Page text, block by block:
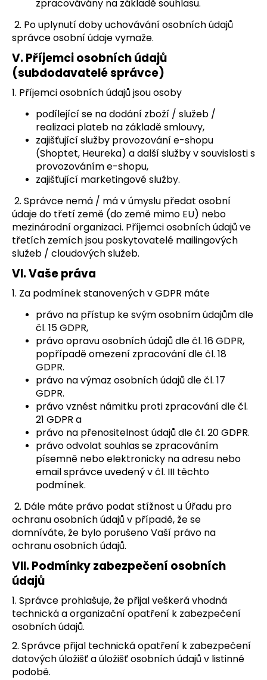
zpracovávány na základě souhlasu.
2. Po uplynutí doby uchovávání osobních údajů
správce osobní údaje vymaže.
V.Příjemci osobních údajů
(subdodavatelé správce)
1. Příjemci osobních údajů jsou osoby
podílející se na dodání zboží / služeb /
realizaci plateb na základě smlouvy,
zajišťující služby provozování e-shopu
(Shoptet, Heureka) a další služby v souvislosti s
provozováním e-shopu,
zajišťující marketingové služby.
2. Správce nemá / má v úmyslu předat osobní
údaje do třetí země (do země mimo EU) nebo
mezinárodní organizaci. Příjemci osobních údajů ve
třetích zemích jsou poskytovatelé mailingových
služeb / cloudových služeb.
VI.Vaše práva
1. Za podmínek stanovených v GDPR máte
právo na přístup ke svým osobním údajům dle
čl. 15 GDPR,
právo opravu osobních údajů dle čl. 16 GDPR,
popřípadě omezení zpracování dle čl. 18
GDPR.
právo na výmaz osobních údajů dle čl. 17
GDPR.
právo vznést námitku proti zpracování dle čl.
21 GDPR a
právo na přenositelnost údajů dle čl. 20 GDPR.
právo odvolat souhlas se zpracováním
písemně nebo elektronicky na adresu nebo
email správce uvedený v čl. III těchto
podmínek.
2. Dále máte právo podat stížnost u Úřadu pro
ochranu osobních údajů v případě, že se
domníváte, že bylo porušeno Vaší právo na
ochranu osobních údajů.
VII.Podmínky zabezpečení osobních
údajů
1. Správce prohlašuje, že přijal veškerá vhodná
technická a organizační opatření k zabezpečení
osobních údajů.
2. Správce přijal technická opatření k zabezpečení
datových úložišť a úložišť osobních údajů v listinné
podobě.